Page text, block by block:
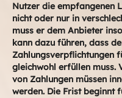
Nutzer die empfangenen
nicht oder nur in
muss er dem Anbieter
kann dazu führen, dass
Zahlungsverpflichtungen
gleichwohl erfüllen muss.
von Zahlungen müssen
werden. Die Frist beginnt